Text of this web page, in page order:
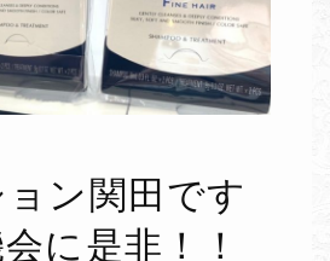
ン関田です
に是非！！